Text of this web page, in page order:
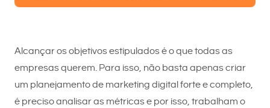
Alcançar os objetivos estipulados é o que todas as
empresas querem. Para isso, não basta apenas criar
um planejamento de marketing digital forte e completo,
é preciso analisar as métricas e por isso, trabalham o